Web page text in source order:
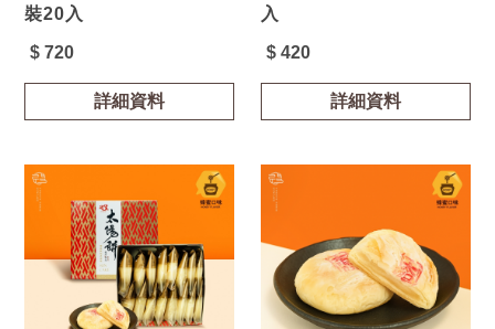
裝20入
$ 720
詳細資料
入
$ 420
詳細資料